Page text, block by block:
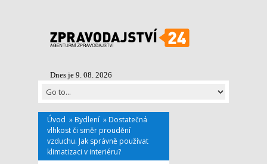
Dnes je 9. 08. 2026
Úvod » Bydlení » Dostatečná
vlhkost či směr proudění
vzduchu. Jak správně používat
klimatizaci v interiéru?